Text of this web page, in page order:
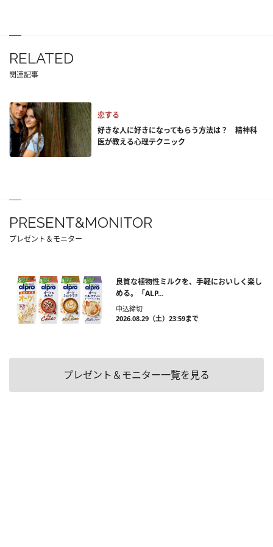
RELATED
関連記事
恋する
好きな人に好きになってもらう方法は？ 精神科
医が教える心理テクニック
PRESENT&MONITOR
プレゼント＆モニター
良質な植物性ミルクを、手軽においしく楽し
める。「ALP...
申込締切
2026.08.29（土）23:59まで
プレゼント＆モニター一覧を見る